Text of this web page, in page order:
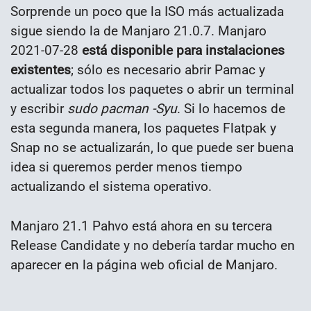
Sorprende un poco que la ISO más actualizada
sigue siendo la de Manjaro 21.0.7. Manjaro
2021-07-28 está disponible para instalaciones
existentes; sólo es necesario abrir Pamac y
actualizar todos los paquetes o abrir un terminal
y escribir sudo pacman -Syu. Si lo hacemos de
esta segunda manera, los paquetes Flatpak y
Snap no se actualizarán, lo que puede ser buena
idea si queremos perder menos tiempo
actualizando el sistema operativo.
Manjaro 21.1 Pahvo está ahora en su tercera
Release Candidate y no debería tardar mucho en
aparecer en la página web oficial de Manjaro.